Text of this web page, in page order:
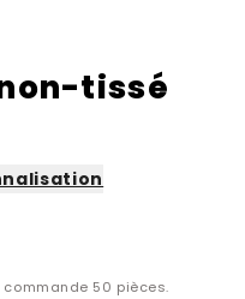
tissé
commande 50 pièces.